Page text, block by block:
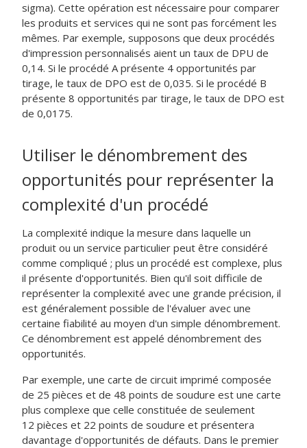
sigma). Cette opération est nécessaire pour comparer
les produits et services qui ne sont pas forcément les
mêmes. Par exemple, supposons que deux procédés
d'impression personnalisés aient un taux de DPU de
0,14. Si le procédé A présente 4 opportunités par
tirage, le taux de DPO est de 0,035. Si le procédé B
présente 8 opportunités par tirage, le taux de DPO est
de 0,0175.
Utiliser le dénombrement des
opportunités pour représenter la
complexité d'un procédé
La complexité indique la mesure dans laquelle un
produit ou un service particulier peut être considéré
comme compliqué ; plus un procédé est complexe, plus
il présente d'opportunités. Bien qu'il soit difficile de
représenter la complexité avec une grande précision, il
est généralement possible de l'évaluer avec une
certaine fiabilité au moyen d'un simple dénombrement.
Ce dénombrement est appelé dénombrement des
opportunités.
Par exemple, une carte de circuit imprimé composée
de 25 pièces et de 48 points de soudure est une carte
plus complexe que celle constituée de seulement
12 pièces et 22 points de soudure et présentera
davantage d'opportunités de défauts. Dans le premier